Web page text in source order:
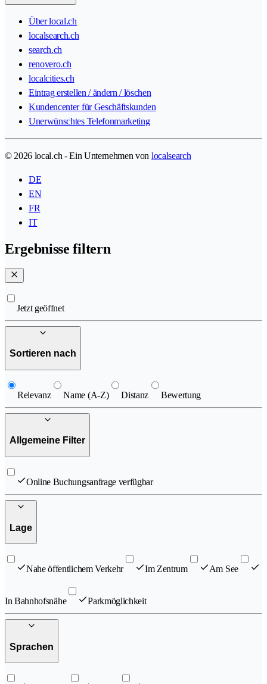
Über local.ch
localsearch.ch
search.ch
renovero.ch
localcities.ch
Eintrag erstellen / ändern / löschen
Kundencenter für Geschäftskunden
Unerwünschtes Telefonmarketing
© 2026 local.ch - Ein Unternehmen von localsearch
DE
EN
FR
IT
Ergebnisse filtern
Jetzt geöffnet
Sortieren nach
Relevanz Name (A-Z) Distanz Bewertung
Allgemeine Filter
Online Buchungsanfrage verfügbar
Lage
Nahe öffentlichem Verkehr Im Zentrum Am See
In Bahnhofsnähe Parkmöglichkeit
Sprachen